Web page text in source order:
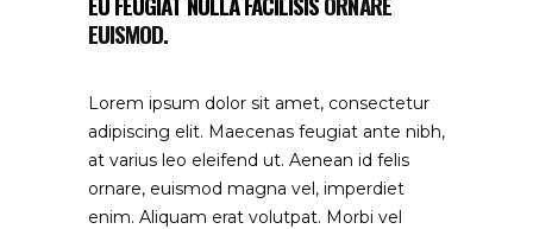
EUISMOD.
Lorem ipsum dolor sit amet, consectetur
adipiscing elit. Maecenas feugiat ante nibh,
at varius leo eleifend ut. Aenean id felis
ornare, euismod magna vel, imperdiet
enim. Aliquam erat volutpat. Morbi vel